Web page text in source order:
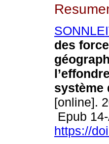
des
système
[online].
Epub
https://